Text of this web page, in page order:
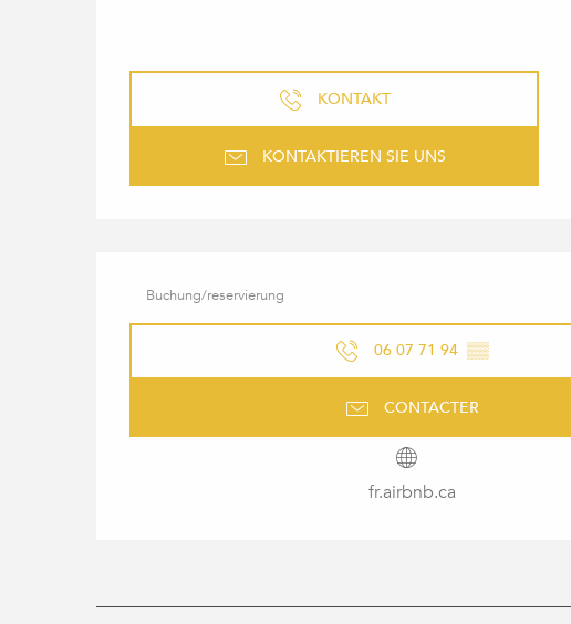
KONTAKT
KONTAKTIEREN SIE UNS
Buchung/reservierung
06 07 71 94 ▒▒
CONTACTER
fr.airbnb.ca